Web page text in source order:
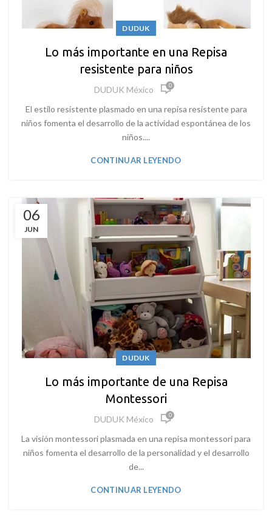
DUDUK
Lo más importante en una Repisa
resistente para niños
DUDUK México 0
El estilo resistente plasmado en una repisa resistente para
niños fomenta el desarrollo de la actividad espontánea de los
niños....
CONTINUAR LEYENDO
06
JUN
DUDUK
Lo más importante de una Repisa
Montessori
DUDUK México 0
La visión montessori plasmada en una repisa montessori para
niños fomenta el desarrollo de la personalidad y el desarrollo
de...
CONTINUAR LEYENDO